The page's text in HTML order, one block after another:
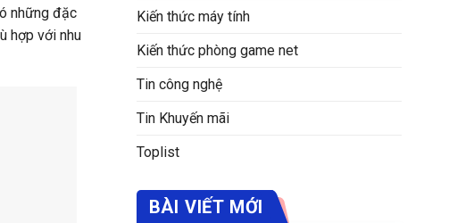
những đặc
hợp với nhu
Kiến thức máy tính
Kiến thức phòng game net
Tin công nghệ
Tin Khuyến mãi
Toplist
BÀI VIẾT MỚI